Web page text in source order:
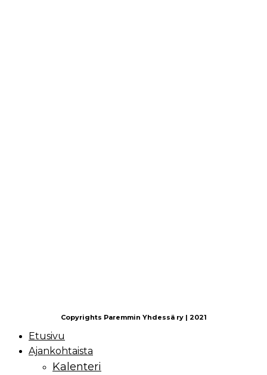
Copyrights Paremmin Yhdessä ry | 2021
Etusivu
Ajankohtaista
Kalenteri